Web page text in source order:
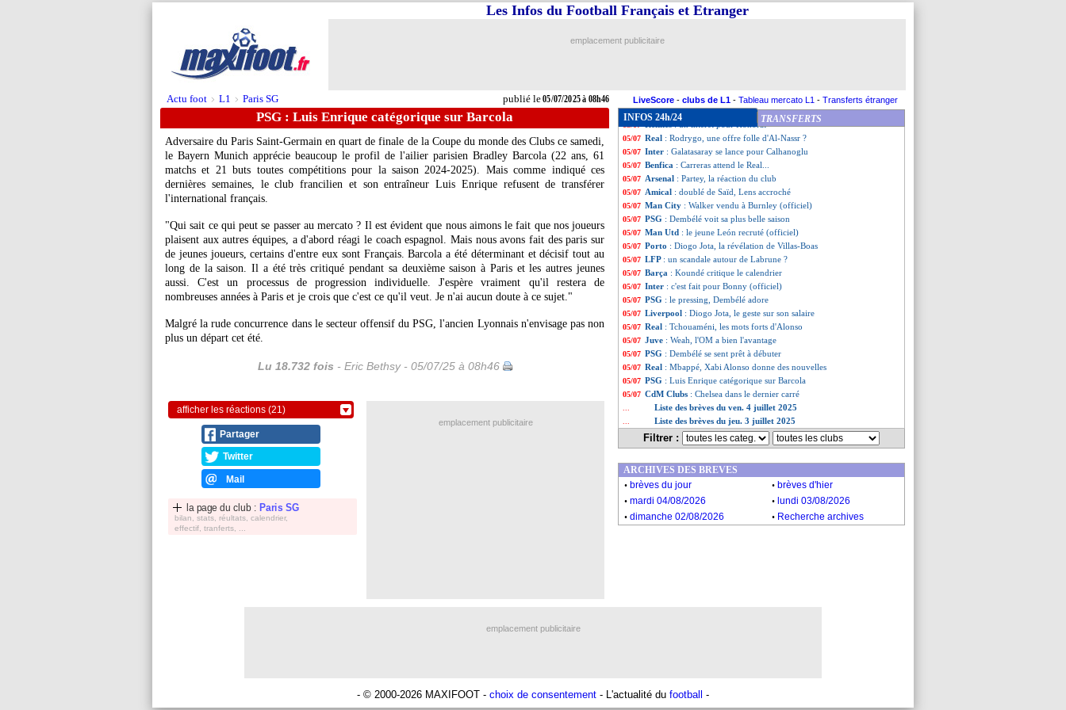
Actu foot > L1 > Paris SG publié le05/07/2025 à 08h46
Les Infos du Football Français et Etranger
emplacement publicitaire
LiveScore - clubs de L1 - Tableau mercato L1 - Transferts étranger
PSG : Luis Enrique catégorique sur Barcola
Adversaire du Paris Saint-Germain en quart de finale de la Coupe du monde des Clubs ce samedi,
le Bayern Munich apprécie beaucoup le profil de l'ailier parisien Bradley Barcola (22 ans, 61
matchs et 21 buts toutes compétitions pour la saison 2024-2025). Mais comme indiqué ces
dernières semaines, le club francilien et son entraîneur Luis Enrique refusent de transférer
l'international français.
"Qui sait ce qui peut se passer au mercato ? Il est évident que nous aimons le fait que nos joueurs
plaisent aux autres équipes, a d'abord réagi le coach espagnol. Mais nous avons fait des paris sur
de jeunes joueurs, certains d'entre eux sont Français. Barcola a été déterminant et décisif tout au
long de la saison. Il a été très critiqué pendant sa deuxième saison à Paris et les autres jeunes
aussi. C'est un processus de progression individuelle. J'espère vraiment qu'il restera de
nombreuses années à Paris et je crois que c'est ce qu'il veut. Je n'ai aucun doute à ce sujet."
Malgré la rude concurrence dans le secteur offensif du PSG, l'ancien Lyonnais n'envisage pas non
plus un départ cet été.
Lu 18.732 fois - Eric Bethsy - 05/07/25 à 08h46
afficher les réactions (21)
Partager
Twitter
Mail
la page du club : Paris SG
bilan, stats, réultats, calendrier,
effectif, tranferts, ...
INFOS 24h/24 TRANSFERTS
05/07 Chelsea: Gittens débarque pour 60,4 M€ (off.)
05/07 CdM Clubs : Paris SG-Bayern, les compos
05/07 Bayern
05/07 Barça: la piste Rashford prend du poids
05/07 Neom: Galtier a bien signé (officiel)
: un intérêt pour Honorat
05/07 Real : Rodrygo, une offre folle d'Al-Nassr ?
05/07 Inter : Galatasaray se lance pour Calhanoglu
05/07 Benfica : Carreras attend le Real...
05/07 Arsenal : Partey, la réaction du club
05/07 Amical : doublé de Saïd, Lens accroché
05/07 Man City : Walker vendu à Burnley (officiel)
05/07 PSG : Dembélé voit sa plus belle saison
05/07 Man Utd : le jeune León recruté (officiel)
05/07 Porto : Diogo Jota, la révélation de Villas-Boas
05/07 LFP : un scandale autour de Labrune ?
05/07 Barça : Koundé critique le calendrier
05/07 Inter : c'est fait pour Bonny (officiel)
05/07 PSG : le pressing, Dembélé adore
05/07 Liverpool : Diogo Jota, le geste sur son salaire
05/07 Real : Tchouaméni, les mots forts d'Alonso
05/07 Juve : Weah, l'OM a bien l'avantage
05/07 PSG : Dembélé se sent prêt à débuter
05/07 Real : Mbappé, Xabi Alonso donne des nouvelles
05/07 PSG : Luis Enrique catégorique sur Barcola
05/07 CdM Clubs : Chelsea dans le dernier carré
Liste des brèves du ven. 4 juillet 2025
Liste des brèves du jeu. 3 juillet 2025
Filtrer :
emplacement publicitaire
ARCHIVES DES BREVES
. brèves du jour . brèves d'hier
. mardi 04/08/2026 . lundi 03/08/2026
. dimanche 02/08/2026 . Recherche archives
emplacement publicitaire
- © 2000-2026 MAXIFOOT - choix de consentement - L'actualité du football -